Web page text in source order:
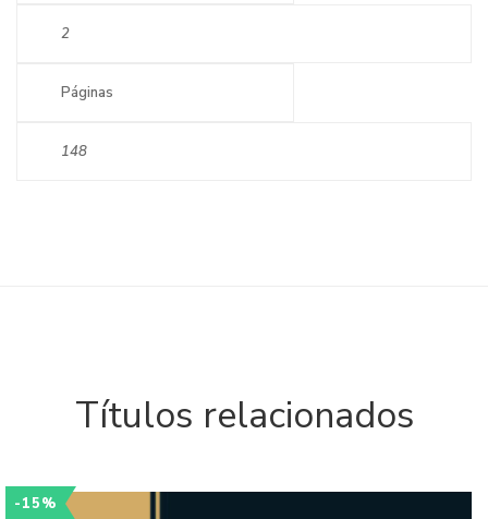
2
Páginas
148
Títulos relacionados
-15%